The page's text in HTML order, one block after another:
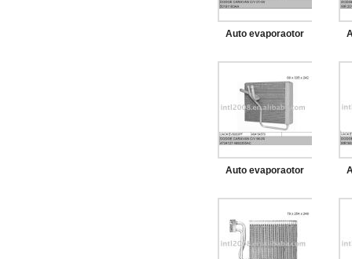
Auto evaporaotor
c/ v 01 - 04
Auto evaporaotor
c/ v 96-00